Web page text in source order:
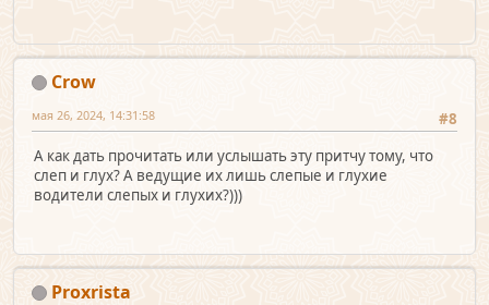
Crow
#8
мая 26, 2024, 14:31:58
А как дать прочитать или услышать эту притчу тому, что
слеп и глух? А ведущие их лишь слепые и глухие
водители слепых и глухих?)))
Proxrista